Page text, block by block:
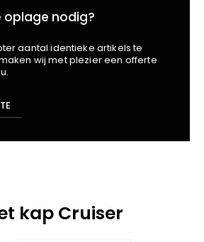
oplage nodig?
aantal identieke artikels te
wij met plezier een offerte
kap Cruiser